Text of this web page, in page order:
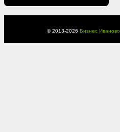
© 2013-2026 Бизнес Иваново